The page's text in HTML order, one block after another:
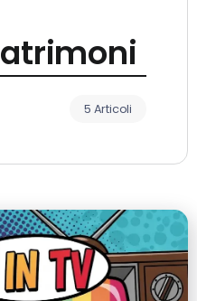
5 Articoli